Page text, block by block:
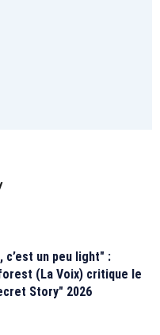
c’est un peu light" :
(La Voix) critique le
Story" 2026